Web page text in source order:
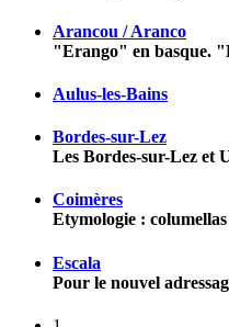
Arancou / Aranco
"Erango" en basque.
Aulus-les-Bains
Bordes-sur-Lez
Les Bordes-sur-Lez et
Coimères
Etymologie :
Escala
Pour le nouvel